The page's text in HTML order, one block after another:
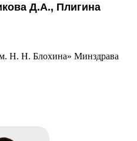
Д.А., Плигина
Н. Н. Блохина» Минздрава